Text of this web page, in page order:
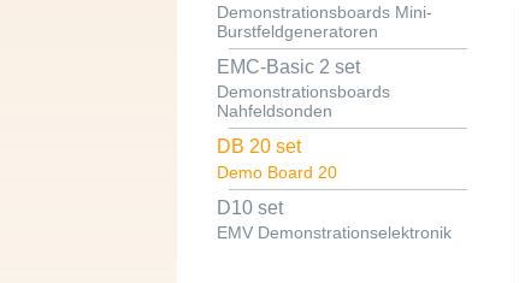
Demonstrationsboards Mini-
Burstfeldgeneratoren
EMC-Basic 2 set
Demonstrationsboards
Nahfeldsonden
DB 20 set
Demo Board 20
D10 set
EMV Demonstrationselektronik